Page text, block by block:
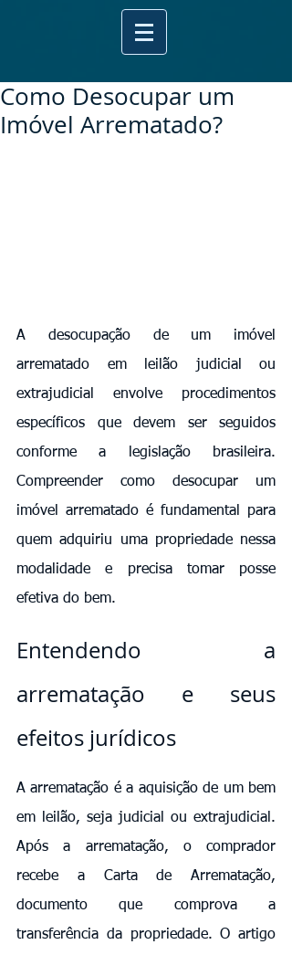
Como Desocupar um
Imóvel Arrematado?
A desocupação de um imóvel
arrematado em leilão judicial ou
extrajudicial envolve procedimentos
específicos que devem ser seguidos
conforme a legislação brasileira.
Compreender como desocupar um
imóvel arrematado é fundamental para
quem adquiriu uma propriedade nessa
modalidade e precisa tomar posse
efetiva do bem.
Entendendo a
arrematação e seus
efeitos jurídicos
A arrematação é a aquisição de um bem
em leilão, seja judicial ou extrajudicial.
Após a arrematação, o comprador
recebe a Carta de Arrematação,
documento que comprova a
transferência da propriedade. O artigo